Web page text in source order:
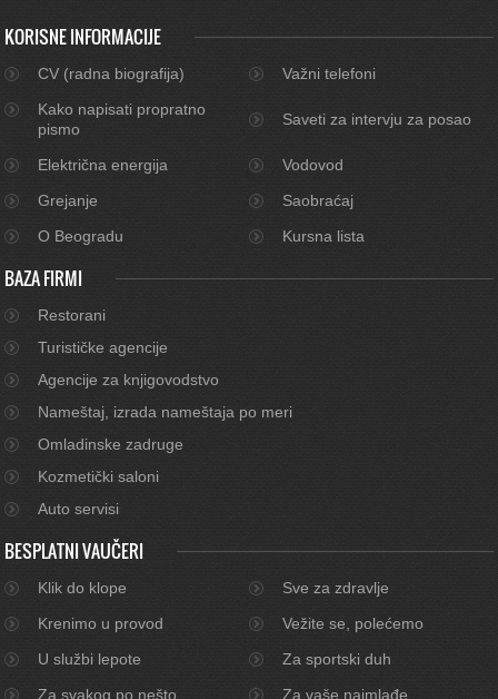
KORISNE INFORMACIJE
CV (radna biografija)
Važni telefoni
Kako napisati propratno
pismo
Saveti za intervju za posao
Električna energija
Vodovod
Grejanje
Saobraćaj
O Beogradu
Kursna lista
BAZA FIRMI
Restorani
Turističke agencije
Agencije za knjigovodstvo
Nameštaj, izrada nameštaja po meri
Omladinske zadruge
Kozmetički saloni
Auto servisi
BESPLATNI VAUČERI
Klik do klope
Sve za zdravlje
Krenimo u provod
Vežite se, polećemo
U službi lepote
Za sportski duh
Za svakog po nešto
Za vaše najmlađe